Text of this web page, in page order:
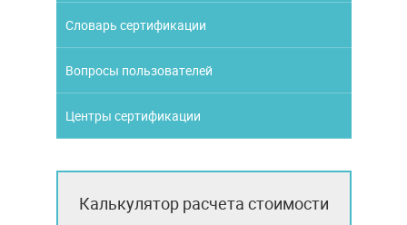
Словарь сертификации
Вопросы пользователей
Центры сертификации
Калькулятор расчета стоимости